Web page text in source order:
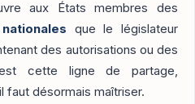
aux États membres des
que le législateur
des autorisations ou des
cette ligne de partage,
faut désormais maîtriser.